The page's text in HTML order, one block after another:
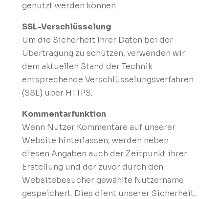
genutzt werden können.
SSL-Verschlüsselung
Um die Sicherheit Ihrer Daten bei der
Übertragung zu schützen, verwenden wir
dem aktuellen Stand der Technik
entsprechende Verschlüsselungsverfahren
(SSL) über HTTPS.
Kommentarfunktion
Wenn Nutzer Kommentare auf unserer
Website hinterlassen, werden neben
diesen Angaben auch der Zeitpunkt ihrer
Erstellung und der zuvor durch den
Websitebesucher gewählte Nutzername
gespeichert. Dies dient unserer Sicherheit,